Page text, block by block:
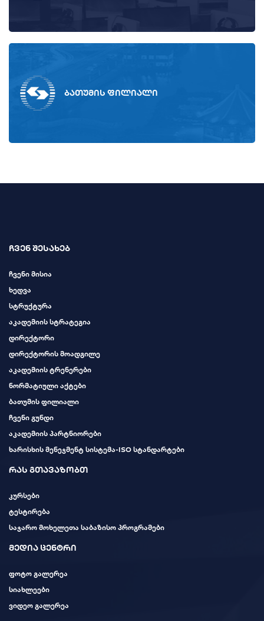
ბათუმის ფილიალი
ჩვენ შესახებ
ჩვენი მისია
ხედვა
სტრუქტურა
აკადემიის სტრატეგია
დირექტორი
დირექტორის მოადგილე
აკადემიის ტრენერები
ნორმატიული აქტები
ბათუმის ფილიალი
ჩვენი გუნდი
აკადემიის პარტნიორები
ხარისხის მენეჯმენტ სისტემა-ISO სტანდარტები
რას გთავაზობთ
კურსები
ტესტირება
საჯარო მოხელეთა საბაზისო პროგრამები
მედია ცენტრი
ფოტო გალერეა
სიახლეები
ვიდეო გალერეა